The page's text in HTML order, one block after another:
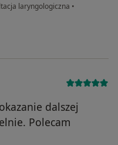
laryngologiczna •
dalszej
Polecam